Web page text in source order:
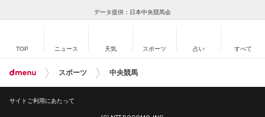
データ提供：日本中央競馬会
TOP ニュース 天気 スポーツ 占い すべて
スポーツ 中央競馬
サイトご利用にあたって